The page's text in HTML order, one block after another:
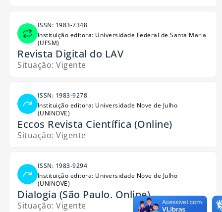
ISSN: 1983-7348
Instituição editora: Universidade Federal de Santa Maria
(UFSM)
Revista Digital do LAV
Situação: Vigente
ISSN: 1983-9278
Instituição editora: Universidade Nove de Julho
(UNINOVE)
Eccos Revista Científica (Online)
Situação: Vigente
ISSN: 1983-9294
Instituição editora: Universidade Nove de Julho
(UNINOVE)
Dialogia (São Paulo. Online)
Situação: Vigente